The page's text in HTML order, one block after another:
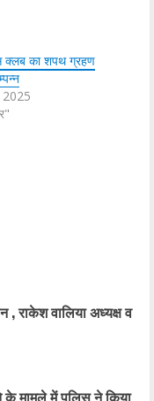
क्लब का शपथ ग्रहण
राकेश वालिया अध्यक्ष व
के मामले में पुलिस ने किया